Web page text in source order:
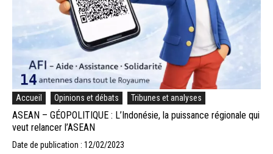
Accueil Opinions et débats Tribunes et analyses
ASEAN – GÉOPOLITIQUE : L’Indonésie, la puissance régionale qui
veut relancer l’ASEAN
Date de publication : 12/02/2023